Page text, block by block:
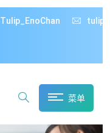
Tulip_EnoChan
菜单